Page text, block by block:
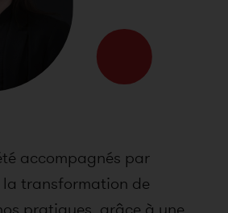
accompagnés par
la transformation de
pratiques, grâce à une